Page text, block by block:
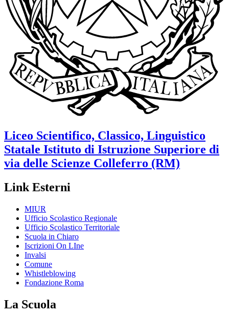
Liceo Scientifico, Classico, Linguistico
Statale Istituto di Istruzione Superiore di
via delle Scienze Colleferro (RM)
Link Esterni
MIUR
Ufficio Scolastico Regionale
Ufficio Scolastico Territoriale
Scuola in Chiaro
Iscrizioni On LIne
Invalsi
Comune
Whistleblowing
Fondazione Roma
La Scuola